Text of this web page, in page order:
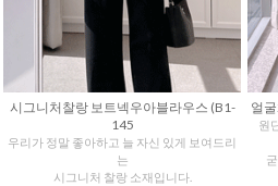
시그니처찰랑 보트넥우아블라우스 (B1-
145
우리가 정말 좋아하고 늘 자신 있게 보여드리
는
시그니처 찰랑 소재입니다.
얼
원